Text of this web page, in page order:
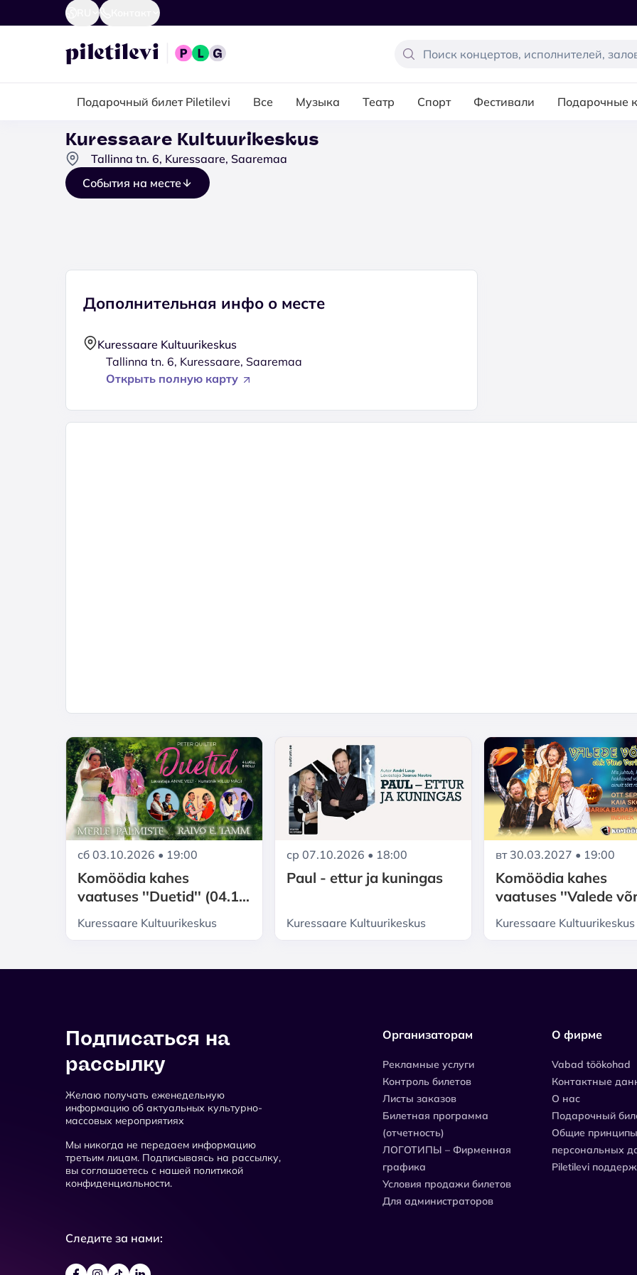
Подарочный билет Piletilevi Все Музыка Театр Спорт Фестивали Подарочные
Kuressaare Kultuurikeskus
Tallinna tn. 6, Kuressaare, Saaremaa
События на месте
Дополнительная инфо о месте
Kuressaare Kultuurikeskus
Tallinna tn. 6, Kuressaare, Saaremaa
Открыть полную карту
сб 03.10.2026 • 19:00
Komöödia kahes
vaatuses ''Duetid'' (04.10
kell 16 asendus)
Kuressaare Kultuurikeskus
ср 07.10.2026 • 18:00
Paul - ettur ja kuningas
Kuressaare Kultuurikeskus
вт 30.03.2027 • 19:00
Komöödia kahes
vaatuses ''Valede
ehk Vino Veritas''
Kuressaare Kultuurikeskus
Подписаться на
рассылку
Желаю получать еженедельную
информацию об актуальных культурно-
массовых мероприятиях
Мы никогда не передаем информацию
третьим лицам. Подписываясь на рассылку,
вы соглашаетесь с нашей политикой
конфиденциальности.
Следите за нами:
Организаторам
Рекламные услуги
Контроль билетов
Листы заказов
Билетная программа
(отчетность)
ЛОГОТИПЫ – Фирменная
графика
Условия продажи билетов
Для администраторов
О фирме
Vabad töökohad
Контактные
О нас
Подарочный
Общие
персональных
Piletilevi